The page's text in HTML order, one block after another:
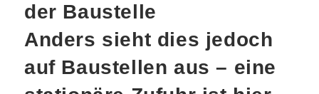
der Baustelle
Anders sieht dies jedoch
auf Baustellen aus – eine